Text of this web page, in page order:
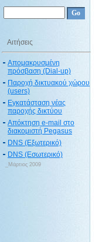
Αιτήσεις
Απομακρυσμένη
πρόσβαση (Dial-up)
Παροχή δικτυακού χώρου
(users)
Εγκατάσταση νέας
παροχής δικτύου
Απόκτηση e-mail στο
διακομιστή Pegasus
DNS (Εξωτερικό)
DNS (Εσωτερικό)
_Μάρτιος 2009